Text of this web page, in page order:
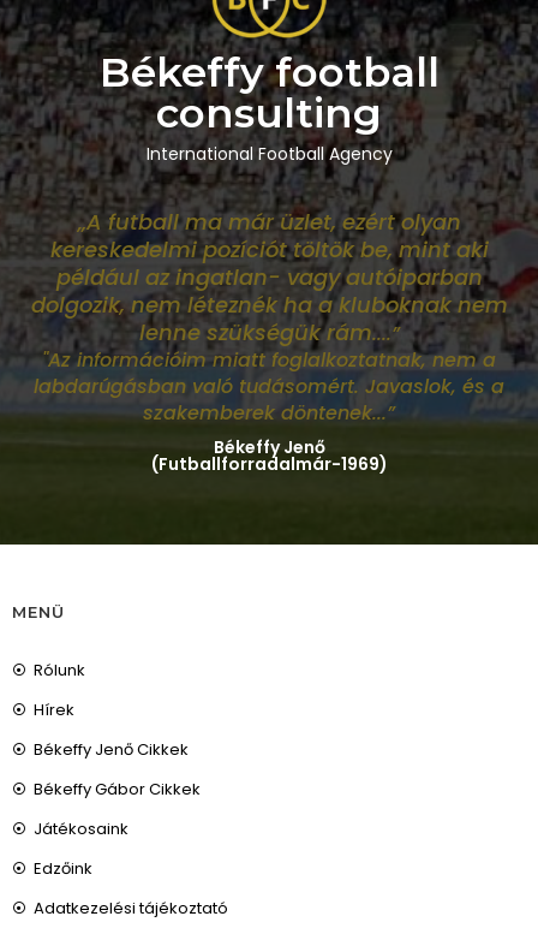
Békeffy football
consulting
International Football Agency
„A futball ma már üzlet, ezért olyan
kereskedelmi pozíciót töltök be, mint aki
például az ingatlan- vagy autóiparban
dolgozik, nem léteznék ha a kluboknak nem
lenne szükségük rám....”
"Az információim miatt foglalkoztatnak, nem a
labdarúgásban való tudásomért. Javaslok, és a
szakemberek döntenek...”
Békeffy Jenő
(Futballforradalmár-1969)
MENÜ
Rólunk
Hírek
Békeffy Jenő Cikkek
Békeffy Gábor Cikkek
Játékosaink
Edzőink
Adatkezelési tájékoztató